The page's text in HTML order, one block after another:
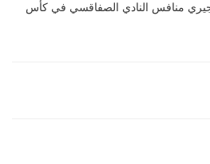
منافس النادي الصفاقسي في كأس